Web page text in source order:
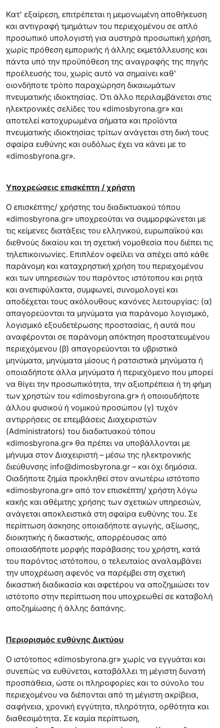
Κατ' εξαίρεση, επιτρέπεται η μεμονωμένη αποθήκευση
και αντιγραφή τμημάτων του περιεχομένου σε απλό
προσωπικό υπολογιστή για αυστηρά προσωπική χρήση,
χωρίς πρόθεση εμπορικής ή άλλης εκμετάλλευσης και
πάντα υπό την προϋπόθεση της αναγραφής της πηγής
προέλευσής του, χωρίς αυτό να σημαίνει καθ'
οιονδήποτε τρόπο παραχώρηση δικαιωμάτων
πνευματικής ιδιοκτησίας. Ότι άλλο περιλαμβάνεται στις
ηλεκτρονικές σελίδες του «dimosbyrona.gr» και
αποτελεί κατοχυρωμένα σήματα και προϊόντα
πνευματικής ιδιοκτησίας τρίτων ανάγεται στη δική τους
σφαίρα ευθύνης και ουδόλως έχει να κάνει με το
«dimosbyrona.gr».
Υποχρεώσεις επισκέπτη / χρήστη
Ο επισκέπτης/ χρήστης του διαδικτυακού τόπου
«dimosbyrona.gr» υποχρεούται να συμμορφώνεται με
τις κείμενες διατάξεις του ελληνικού, ευρωπαϊκού και
διεθνούς δικαίου και τη σχετική νομοθεσία που διέπει τις
τηλεπικοινωνίες. Επιπλέον οφείλει να απέχει από κάθε
παράνομη και καταχρηστική χρήση του περιεχομένου
και των υπηρεσιών του παρόντος ιστότοπου και ρητά
και ανεπιφύλακτα, συμφωνεί, συνομολογεί και
αποδέχεται τους ακόλουθους κανόνες λειτουργίας: (α)
απαγορεύονται τα μηνύματα για παράνομο λογισμικό,
λογισμικό εξουδετέρωσης προστασίας, ή αυτά που
αναφέρονται σε παράνομη απόκτηση προστατευμένου
περιεχόμενου (β) απαγορεύονται τα υβριστικά
μηνύματα, μηνύματα μίσους ή ρατσιστικά μηνύματα ή
οποιαδήποτε άλλα μηνύματα ή περιεχόμενο που μπορεί
να θίγει την προσωπικότητα, την αξιοπρέπεια ή τη φήμη
των χρηστών του «dimosbyrona.gr» ή οποιουδήποτε
άλλου φυσικού ή νομικού προσώπου (γ) τυχόν
αντιρρήσεις σε επεμβάσεις Διαχειριστών
(Administrators) του διαδικτυακού τόπου
«dimosbyrona.gr» θα πρέπει να υποβάλλονται με
μήνυμα στον Διαχειριστή – μέσω της ηλεκτρονικής
διεύθυνσης info@dimosbyrona.gr – και όχι δημόσια.
Οιαδήποτε ζημία προκληθεί στον ανωτέρω ιστότοπο
«dimosbyrona.gr» από τον επισκέπτη/ χρήστη λόγω
κακής και αθέμιτης χρήσης των σχετικών υπηρεσιών,
ανάγεται αποκλειστικά στη σφαίρα ευθύνης του. Σε
περίπτωση άσκησης οποιαδήποτε αγωγής, αξίωσης,
διοικητικής ή δικαστικής, απορρέουσας από
οποιασδήποτε μορφής παράβασης του χρήστη, κατά
του παρόντος ιστότοπου, ο τελευταίος αναλαμβάνει
την υποχρέωση αφενός να παρέμβει στη σχετική
δικαστική διαδικασία και αφετέρου να αποζημιώσει τον
ιστότοπο στην περίπτωση που υποχρεωθεί σε καταβολή
αποζημίωσης ή άλλης δαπάνης.
Περιορισμός ευθύνης Δικτύου
Ο ιστότοπος «dimosbyrona.gr» χωρίς να εγγυάται και
συνεπώς να ευθύνεται, καταβάλλει τη μέγιστη δυνατή
προσπάθεια, ώστε οι πληροφορίες και το σύνολο του
περιεχομένου να διέπονται από τη μέγιστη ακρίβεια,
σαφήνεια, χρονική εγγύτητα, πληρότητα, ορθότητα και
διαθεσιμότητα. Σε καμία περίπτωση,